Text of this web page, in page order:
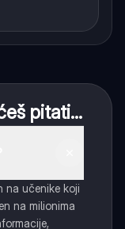
pitati...
na učenike koji
na milionima